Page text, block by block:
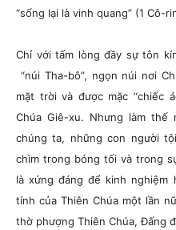
“sống lại là vinh quang” (1 Cô-
Chỉ với tấm lòng đầy sự tôn
“núi Tha-bô”, ngọn núi nơi
mặt trời và được mặc “chiếc
Chúa Giê-xu. Nhưng làm
chúng ta, những con người
chìm trong bóng tối và trong
là xứng đáng để kinh nghiệm
tính của Thiên Chúa một lần
thờ phượng Thiên Chúa, Đấng